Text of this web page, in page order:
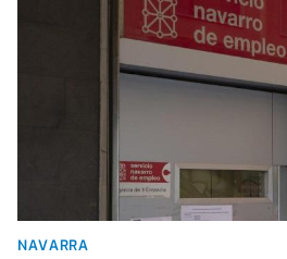
NAVARRA